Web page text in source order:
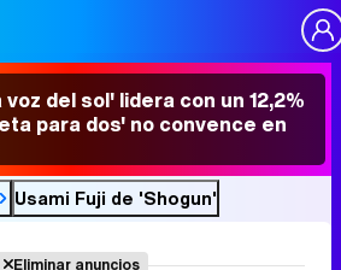
voz del sol' lidera con un 12,2%
para dos' no convence en
Usami Fuji de 'Shogun'
Eliminar anuncios